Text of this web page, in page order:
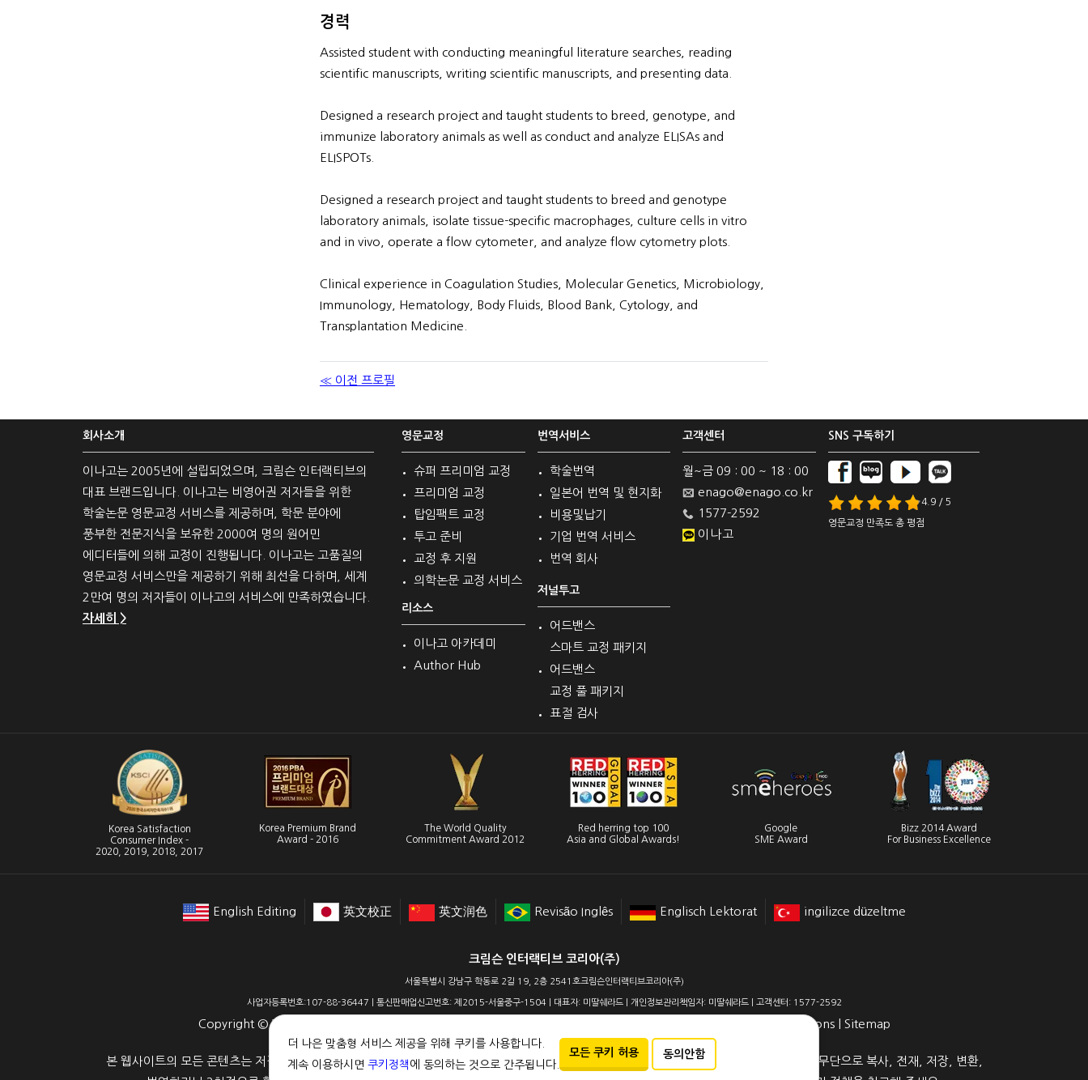
경력
Assisted student with conducting meaningful literature searches, reading
scientific manuscripts, writing scientific manuscripts, and presenting data.
Designed a research project and taught students to breed, genotype, and
immunize laboratory animals as well as conduct and analyze ELISAs and
ELISPOTs.
Designed a research project and taught students to breed and genotype
laboratory animals, isolate tissue-specific macrophages, culture cells in vitro
and in vivo, operate a flow cytometer, and analyze flow cytometry plots.
Clinical experience in Coagulation Studies, Molecular Genetics, Microbiology,
Immunology, Hematology, Body Fluids, Blood Bank, Cytology, and
Transplantation Medicine.
≪ 이전 프로필
더 나은 맞춤형 서비스 제공을 위해 쿠키를 사용합니다.
계속 이용하시면 쿠키정책 에 동의하는 것으로 간주됩니다.
모든 쿠키 허용 동의안함
회사소개
이나고는 2005년에 설립되었으며, 크림슨 인터랙티브의
대표 브랜드입니다. 이나고는 비영어권 저자들을 위한
학술논문 영문교정 서비스를 제공하며, 학문 분야에
풍부한 전문지식을 보유한 2000여 명의 원어민
에디터들에 의해 교정이 진행됩니다. 이나고는 고품질의
영문교정 서비스만을 제공하기 위해 최선을 다하며, 세계
2만여 명의 저자들이 이나고의 서비스에 만족하였습니다.
자세히 >
영문교정
슈퍼 프리미엄 교정
프리미엄 교정
탑임팩트 교정
투고 준비
교정 후 지원
의학논문 교정 서비스
리소스
이나고 아카데미
Author Hub
번역서비스
학술번역
일본어 번역 및 현지화
비용및납기
기업 번역 서비스
번역 회사
저널투고
어드밴스
스마트 교정 패키지
어드밴스
교정 풀 패키지
표절 검사
고객센터
월~금 09 : 00 ~ 18 : 00
enago@enago.co.kr
1577-2592
이나고
SNS 구독하기
4.9 / 5
영문교정 만족도 총 평점
Korea Satisfaction
Consumer Index -
2020, 2019, 2018, 2017
Korea Premium Brand
Award - 2016
The World Quality
Commitment Award 2012
Red herring top 100
Asia and Global Awards!
Google
SME Award
Bizz 2014 Award
For Business Excellence
English Editing 英文校正 英文润色 Revisão Inglês Englisch Lektorat ingilizce düzeltme
크림슨 인터랙티브 코리아(주)
서울특별시 강남구 학동로 2길 19, 2층 2541호크림슨인터랙티브코리아(주)
사업자등록번호:107-88-36447 | 통신판매업신고번호: 제2015-서울중구-1504 | 대표자: 미딸쉐라드 | 개인정보관리책임자: 미딸쉐라드 | 고객센터: 1577-2592
Copyright ©2006-2026 Terms & Conditions| Sitemap
본 웹사이트의 모든 콘텐츠는 저작권법의 보호를 받으며, 해당 권리는 모두 Crimson Interactive Pvt. Ltd.에 있습니다. 본 웹사이트의 내용을 무단으로 복사, 전재, 저장, 변환,